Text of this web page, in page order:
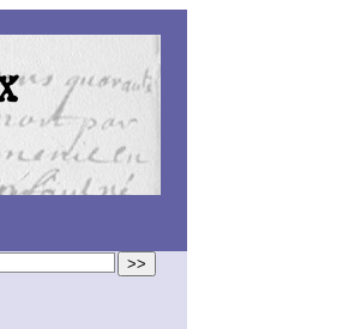
>>